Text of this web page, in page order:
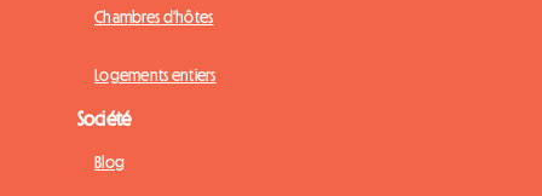
Chambres d'hôtes
Logements entiers
Société
Blog